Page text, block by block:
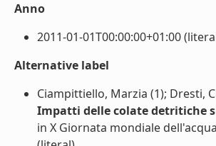
Anno
2011-01-01T00:00:00+01:00
Alternative label
Ciampittiello, Marzia (1); Dresti,
Impatti delle colate detritiche
in X Giornata mondiale